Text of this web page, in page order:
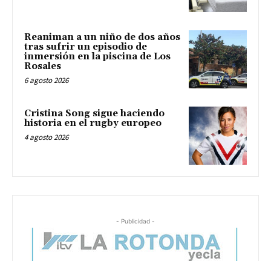
Reaniman a un niño de dos años
tras sufrir un episodio de
inmersión en la piscina de Los
Rosales
6 agosto 2026
Cristina Song sigue haciendo
historia en el rugby europeo
4 agosto 2026
- Publicidad -